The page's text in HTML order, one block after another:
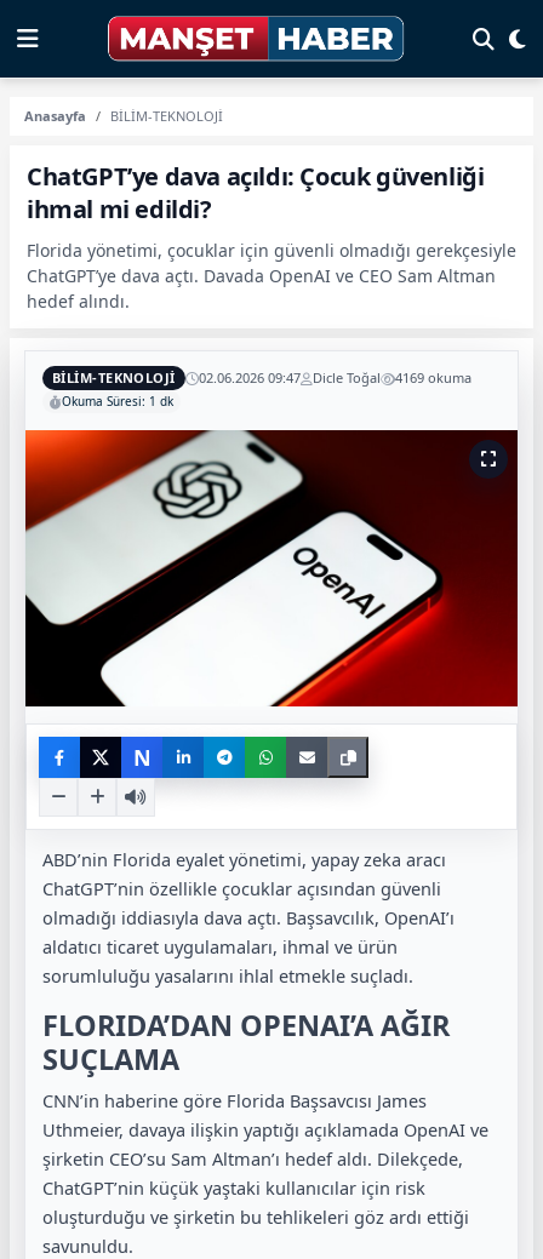
Anasayfa BİLİM-TEKNOLOJİ
ChatGPT’ye dava açıldı: Çocuk güvenliği
ihmal mi edildi?
Florida yönetimi, çocuklar için güvenli olmadığı gerekçesiyle
ChatGPT’ye dava açtı. Davada OpenAI ve CEO Sam Altman
hedef alındı.
BİLİM-TEKNOLOJİ 02.06.2026 09:47 Dicle Toğal 4169 okuma
Okuma Süresi: 1 dk
N
ABD’nin Florida eyalet yönetimi, yapay zeka aracı
ChatGPT’nin özellikle çocuklar açısından güvenli
olmadığı iddiasıyla dava açtı. Başsavcılık, OpenAI’ı
aldatıcı ticaret uygulamaları, ihmal ve ürün
sorumluluğu yasalarını ihlal etmekle suçladı.
FLORIDA’DAN OPENAI’A AĞIR
SUÇLAMA
CNN’in haberine göre Florida Başsavcısı James
Uthmeier, davaya ilişkin yaptığı açıklamada OpenAI ve
şirketin CEO’su Sam Altman’ı hedef aldı. Dilekçede,
ChatGPT’nin küçük yaştaki kullanıcılar için risk
oluşturduğu ve şirketin bu tehlikeleri göz ardı ettiği
savunuldu.